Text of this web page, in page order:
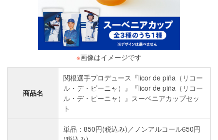
※画像はイメージです
商品名
関根選手プロデュース『licor de piña（リコー
ル・デ・ピーニャ）』『licor de piña（リコー
ル・デ・ピーニャ）』スーベニアカップセッ
ト
単品：850円(税込み)／ノンアルコール650円